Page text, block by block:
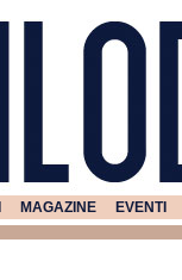
MAGAZINE EVENTI